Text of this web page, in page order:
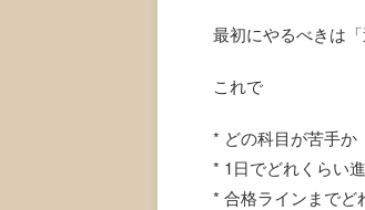
最初にやるべきは
これで
* どの科目が苦手か
* 1日でどれくらい
* 合格ラインまでど